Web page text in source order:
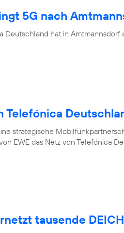
5G nach
Deutschland hat in Amtmannsdorf
Telefónica
strategische
EWE das Netz von Telefónica
tausende